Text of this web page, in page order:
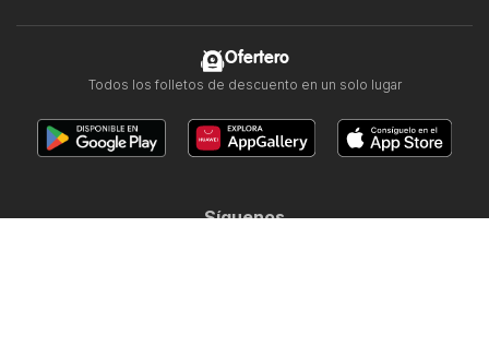
Ofertero
Todos los folletos de descuento en un solo lugar
Síguenos